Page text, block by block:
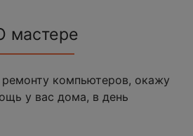
мастере
компьютеров, окажу
у вас дома, в день